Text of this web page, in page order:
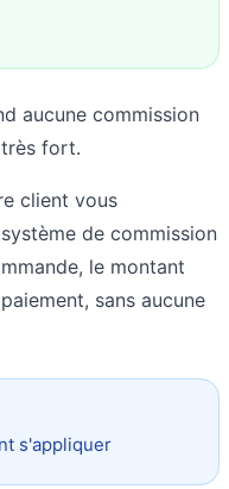
aucune commission
fort.
client vous
de commission
le montant
sans aucune
s'appliquer